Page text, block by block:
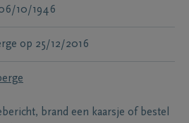
10/1946
op 25/12/2016
brand een kaarsje of bestel